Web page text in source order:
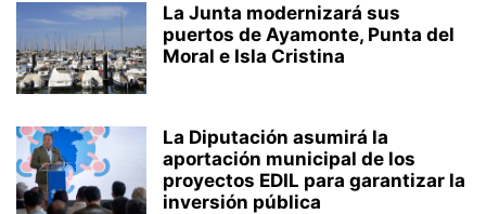
La Junta modernizará sus
puertos de Ayamonte, Punta del
Moral e Isla Cristina
La Diputación asumirá la
aportación municipal de los
proyectos EDIL para garantizar la
inversión pública